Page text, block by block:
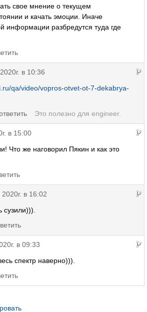
свое мнение о текущем
и качать эмоции. Иначе
информации разбредутся туда где
в 10:36
qa/video/vopros-otvet-ot-7-dekabrya-
Это полезно для engineer.
в 15:00
Что же наговорил Пякин и как это
в 16:02
в 09:33
спектр наверно))).